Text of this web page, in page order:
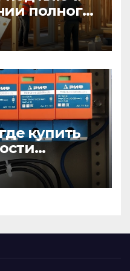
полного
купить
от